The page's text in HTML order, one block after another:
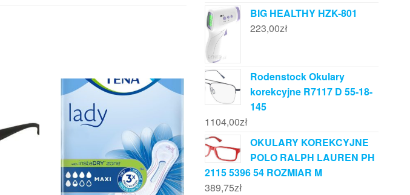
BIG HEALTHY HZK-801
223,00zł
Rodenstock Okulary
korekcyjne R7117 D 55-18-
145
1104,00zł
OKULARY KOREKCYJNE
POLO RALPH LAUREN PH
2115 5396 54 ROZMIAR M
389,75zł